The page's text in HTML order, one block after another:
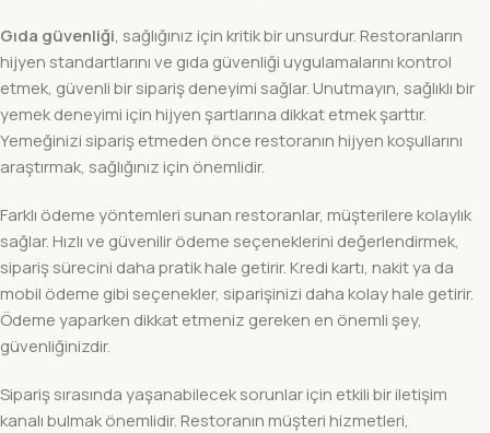
Gıda güvenliği, sağlığınız için kritik bir unsurdur. Restoranların
hijyen standartlarını ve gıda güvenliği uygulamalarını kontrol
etmek, güvenli bir sipariş deneyimi sağlar. Unutmayın, sağlıklı bir
yemek deneyimi için hijyen şartlarına dikkat etmek şarttır.
Yemeğinizi sipariş etmeden önce restoranın hijyen koşullarını
araştırmak, sağlığınız için önemlidir.
Farklı ödeme yöntemleri sunan restoranlar, müşterilere kolaylık
sağlar. Hızlı ve güvenilir ödeme seçeneklerini değerlendirmek,
sipariş sürecini daha pratik hale getirir. Kredi kartı, nakit ya da
mobil ödeme gibi seçenekler, siparişinizi daha kolay hale getirir.
Ödeme yaparken dikkat etmeniz gereken en önemli şey,
güvenliğinizdir.
Sipariş sırasında yaşanabilecek sorunlar için etkili bir iletişim
kanalı bulmak önemlidir. Restoranın müşteri hizmetleri,